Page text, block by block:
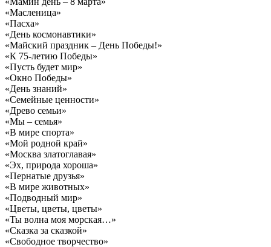
«Масленица»
«Пасха»
«День космонавтики»
«Майский праздник – День Победы!»
«К 75-летию Победы»
«Пусть будет мир»
«Окно Победы»
«День знаний»
«Семейные ценности»
«Древо семьи»
«Мы – семья»
«В мире спорта»
«Мой родной край»
«Москва златоглавая»
«Эх, природа хороша»
«Пернатые друзья»
«В мире животных»
«Подводный мир»
«Цветы, цветы, цветы»
«Ты волна моя морская…»
«Сказка за сказкой»
«Свободное творчество»